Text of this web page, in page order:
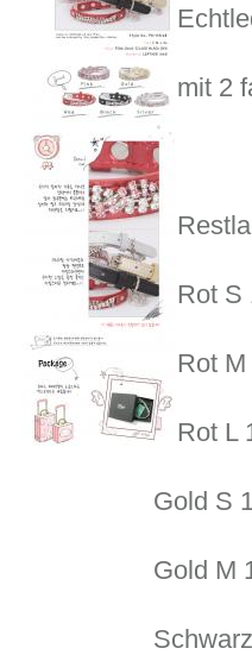
mit 2
Rot S
Rot M
Rot L
Gold S
Gold M